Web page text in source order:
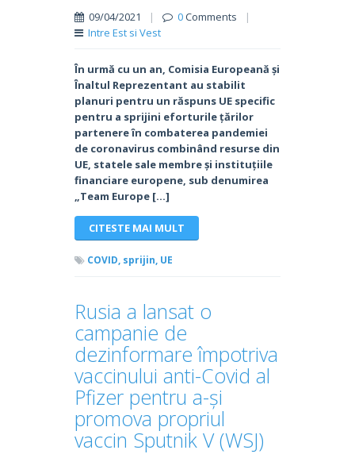
09/04/2021 | 0Comments
|
Intre Est si Vest
În urmă cu un an, Comisia Europeană și
Înaltul Reprezentant au stabilit
planuri pentru un răspuns UE specific
pentru a sprijini eforturile țărilor
partenere în combaterea pandemiei
de coronavirus combinând resurse din
UE, statele sale membre și instituțiile
financiare europene, sub denumirea
„Team Europe […]
CITESTE MAI MULT
COVID, sprijin, UE
Rusia a lansat o
campanie de
dezinformare împotriva
vaccinului anti-Covid al
Pfizer pentru a-și
promova propriul
vaccin Sputnik V (WSJ)